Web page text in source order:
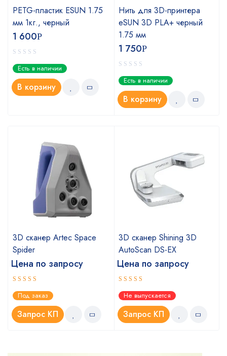
PETG-пластик ESUN 1.75
мм 1кг., черный
1 600Р
Есть в наличии
В корзину
Нить для 3D-принтера
eSUN 3D PLA+ черный
1.75 мм
1 750Р
Есть в наличии
В корзину
3D сканер Artec Space
Spider
Цена по запросу
Оценка
5.00из 5
Под заказ
Запрос КП
3D сканер Shining 3D
AutoScan DS-EX
Цена по запросу
Оценка
4.67из 5
Не выпускается
Запрос КП